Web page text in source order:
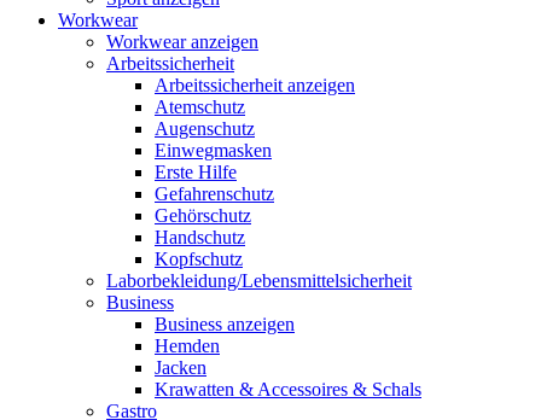
Workwear
Workwear anzeigen
Arbeitssicherheit
Arbeitssicherheit anzeigen
Atemschutz
Augenschutz
Einwegmasken
Erste Hilfe
Gefahrenschutz
Gehörschutz
Handschutz
Kopfschutz
Laborbekleidung/Lebensmittelsicherheit
Business
Business anzeigen
Hemden
Jacken
Krawatten & Accessoires & Schals
Gastro